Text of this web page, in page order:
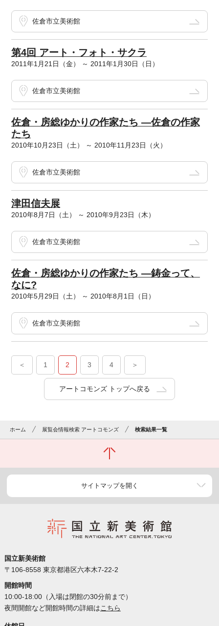
佐倉市立美術館
第4回 アート・フォト・サクラ
2011年1月21日（金） ～ 2011年1月30日（日）
佐倉市立美術館
佐倉・房総ゆかりの作家たち ―佐倉の作家
たち
2010年10月23日（土） ～ 2010年11月23日（火）
佐倉市立美術館
津田信夫展
2010年8月7日（土） ～ 2010年9月23日（木）
佐倉市立美術館
佐倉・房総ゆかりの作家たち ―鋳金って、
なに?
2010年5月29日（土） ～ 2010年8月1日（日）
佐倉市立美術館
＜ 1 2 3 4 ＞
アートコモンズ トップへ戻る
ホーム 展覧会情報検索 アートコモンズ 検索結果一覧
サイトマップを開く
国立新美術館
〒106-8558 東京都港区六本木7-22-2
開館時間
10:00-18:00（入場は閉館の30分前まで）
夜間開館など開館時間の詳細はこちら